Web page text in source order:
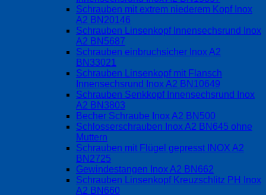
Schrauben mit extrem niederem Kopf Inox
A2 BN20146
Schrauben Linsenkopf Innensechsrund Inox
A2 BN5687
Schrauben einbruchsicher Inox A2
BN33021
Schrauben Linsenkopf mit Flansch
Innensechsrund Inox A2 BN10649
Schrauben Senkkopf Innensechsrund Inox
A2 BN3803
Becher Schraube Inox A2 BN500
Schlosserschrauben Inox A2 BN645 ohne
Muttern
Schrauben mit Flügel gepresst INOX A2
BN2725
Gewindestangen Inox A2 BN662
Schrauben Linsenkopf Kreuzschlitz PH Inox
A2 BN660